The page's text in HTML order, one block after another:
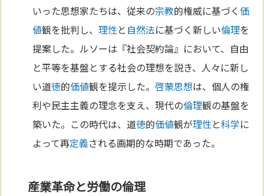
いった思想家たちは、従来の宗教的権威に基づく 価
値観を批判し、理性と 自然法に基づく新しい倫理を
提案した。ルソーは『社会契約論』において、自由
と平等を基盤とする社会の理想を説き、人々に新し
い道徳的価値観を提示した。啓蒙思想は、個人の権
利や民主主義の理念を支え、現代の倫理観の基盤を
築いた。この時代は、道徳的価値観が理性と科学に
よって再定義される画期的な時期であった。
産業革命と労働の倫理